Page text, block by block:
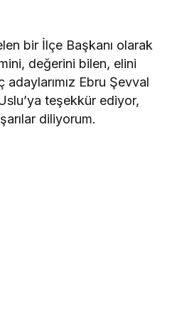
bir İlçe Başkanı olarak
değerini bilen, elini
adaylarımız Ebru Şevval
teşekkür ediyor,
diliyorum.